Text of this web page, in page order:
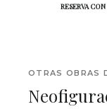
RESERVA
OTRAS OBRAS